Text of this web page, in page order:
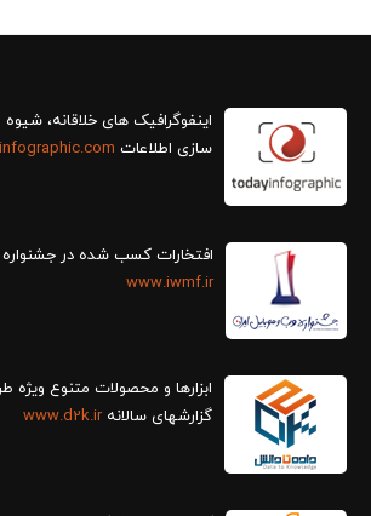
سازی اطلاعات
افتخارات کسب شده در جشنواره
www.iwmf.ir
ابزارها و محصولات متنوع ویژه
گزارش‎های سالانه
www.d2k.ir